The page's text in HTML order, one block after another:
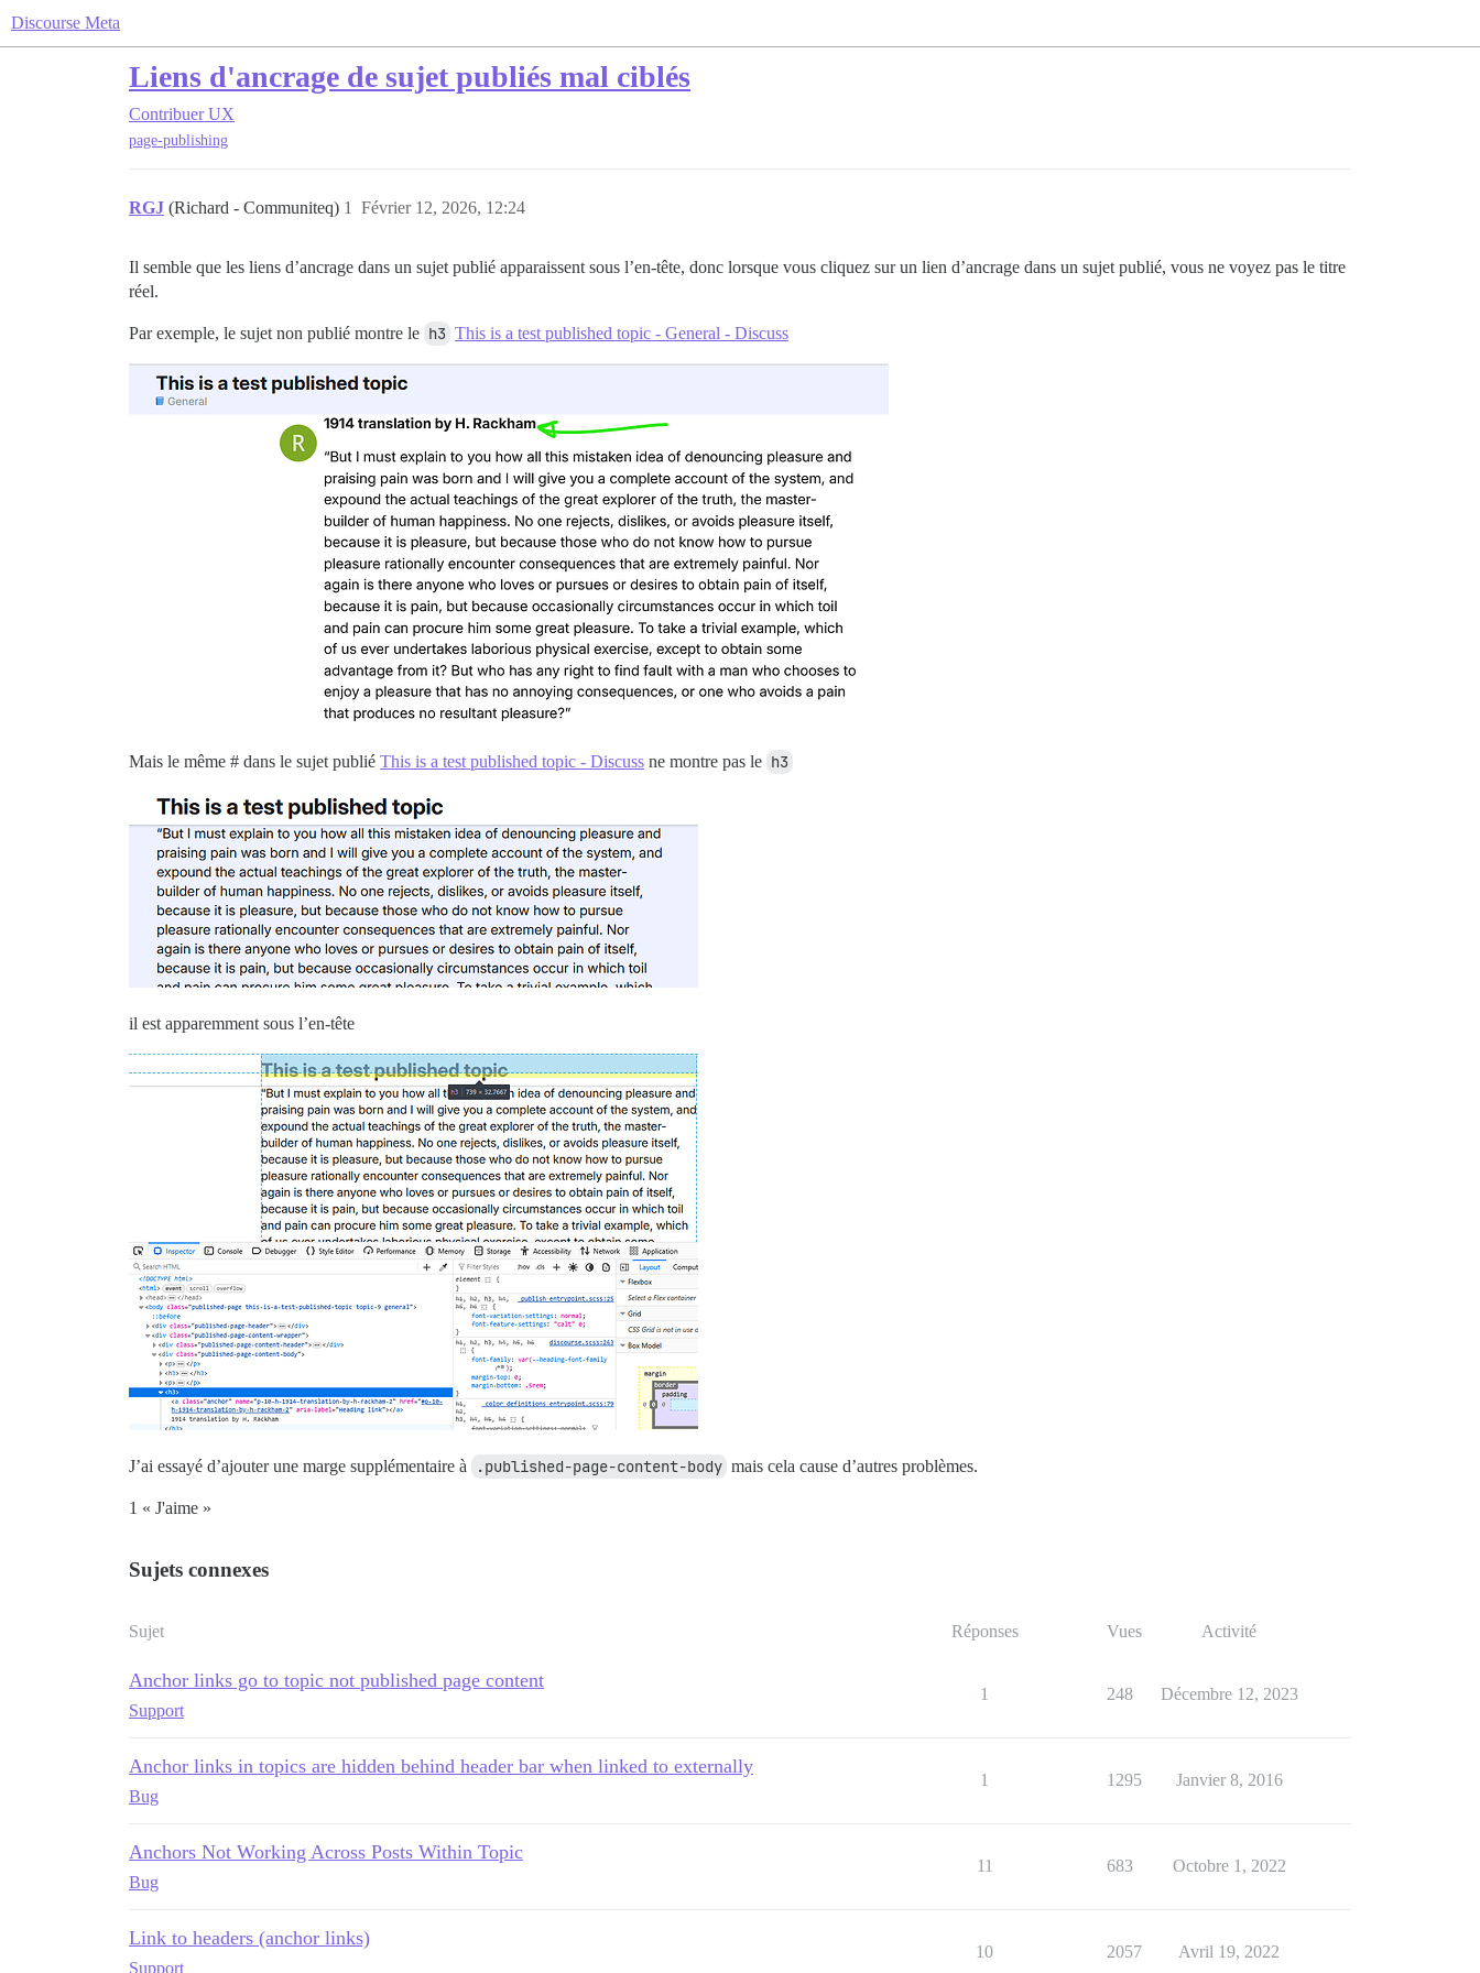
Discourse Meta
Liens d'ancrage de sujet publiés mal ciblés
Contribuer UX
page-publishing
RGJ (Richard - Communiteq) Février 12, 2026, 12:24
1
Il semble que les liens d’ancrage dans un sujet publié apparaissent sous l’en-tête, donc lorsque vous cliquez sur un lien d’ancrage dans un sujet publié, vous ne voyez pas le titre
réel.
Par exemple, le sujet non publié montre le h3 This is a test published topic - General - Discuss
Mais le même # dans le sujet publié This is a test published topic - Discuss ne montre pas le h3
il est apparemment sous l’en-tête
J’ai essayé d’ajouter une marge supplémentaire à .published-page-content-body mais cela cause d’autres problèmes.
1 « J'aime »
Sujets connexes
Sujet Réponses Vues Activité
Anchor links go to topic not published page content
Support
1 248 Décembre 12, 2023
Anchor links in topics are hidden behind header bar when linked to externally
Bug
1 1295 Janvier 8, 2016
Anchors Not Working Across Posts Within Topic
Bug
11 683 Octobre 1, 2022
Link to headers (anchor links)
Support
10 2057 Avril 19, 2022